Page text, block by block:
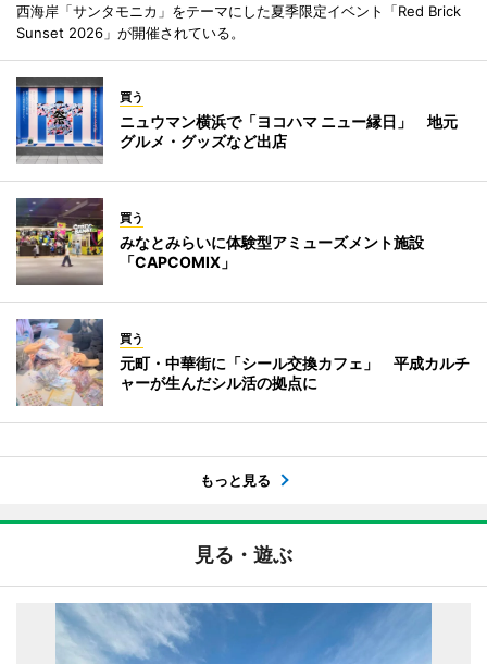
西海岸「サンタモニカ」をテーマにした夏季限定イベント「Red Brick
Sunset 2026」が開催されている。
買う
ニュウマン横浜で「ヨコハマ ニュー縁日」 地元
グルメ・グッズなど出店
買う
みなとみらいに体験型アミューズメント施設
「CAPCOMIX」
買う
元町・中華街に「シール交換カフェ」 平成カルチ
ャーが生んだシル活の拠点に
もっと見る
見る・遊ぶ